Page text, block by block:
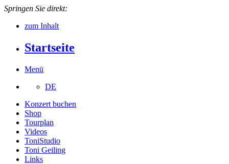
Springen Sie direkt:
zum Inhalt
Startseite
Menü
DE
Konzert buchen
Shop
Tourplan
Videos
ToniStudio
Toni Geiling
Links